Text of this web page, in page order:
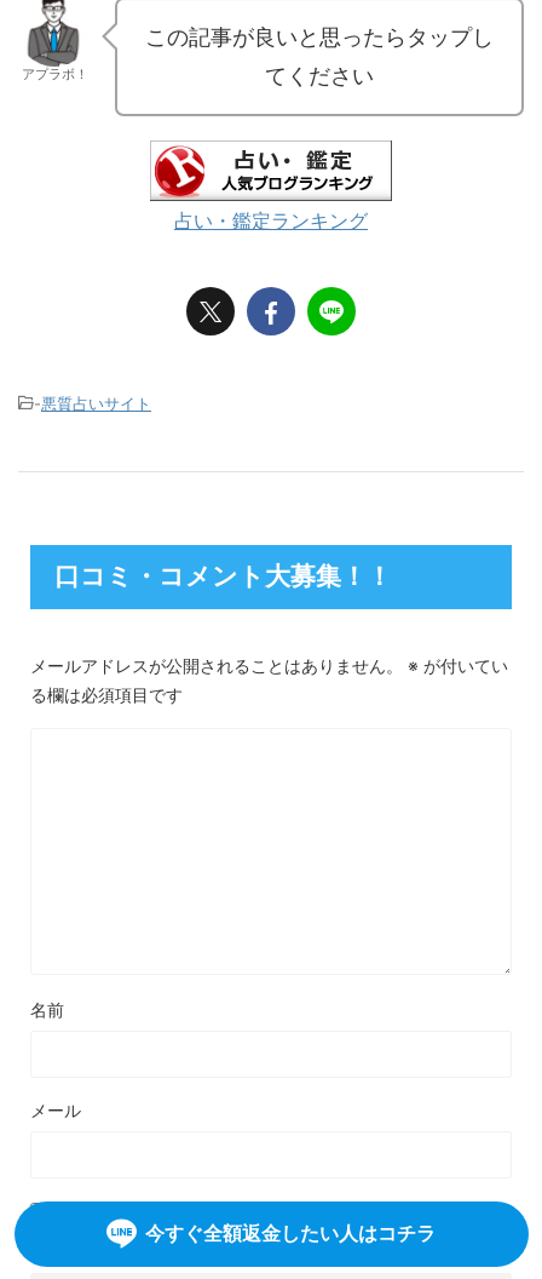
アプラボ！
この記事が良いと思ったらタップし
てください
占い・鑑定ランキング
-悪質占いサイト
口コミ・コメント大募集！！
メールアドレスが公開されることはありません。 ※ が付いてい
る欄は必須項目です
名前
メール
次回のコメントで使用するためブラウザーに自分の名前、メ
ールアドレス、サイトを保存する。
今すぐ全額返金したい人はコチラ